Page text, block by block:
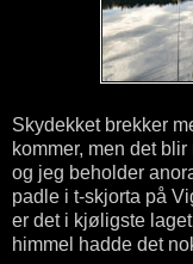
Skydekket brekker
kommer, men det
og jeg beholder
padle i t-skjorta på
er det i kjøligste
himmel hadde det